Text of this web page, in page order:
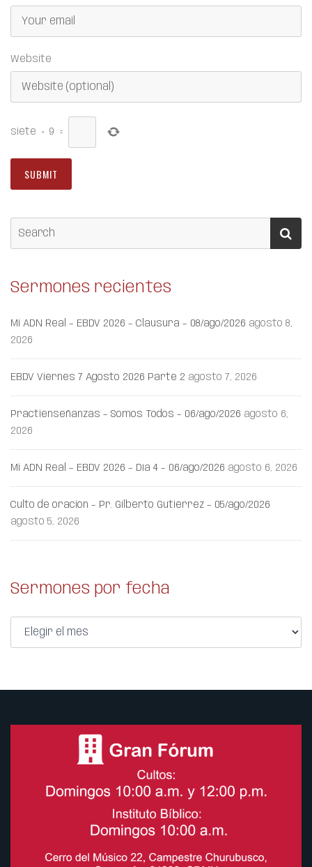
Website
siete × 9 =
Sermones recientes
Mi ADN Real – EBDV 2026 – Clausura – 08/ago/2026 agosto 8,
2026
EBDV Viernes 7 Agosto 2026 Parte 2 agosto 7, 2026
Practienseñanzas – Somos Todos – 06/ago/2026 agosto 6,
2026
Mi ADN Real – EBDV 2026 – Día 4 – 06/ago/2026 agosto 6, 2026
Culto de oración – Pr. Gilberto Gutiérrez – 05/ago/2026
agosto 5, 2026
Sermones por fecha